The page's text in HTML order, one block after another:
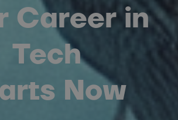
Career in
Tech
Now